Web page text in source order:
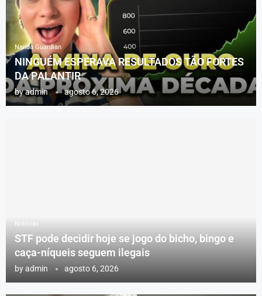
Nanda Guardian
NINGUÉM ESPERAVA RESULTADOS TÃO FORTES
DA PALANTIR
byadmin agosto 6, 2026
Notícias
STF pode decidir hoje se jogo do bicho, bingo e
caça-níqueis seguem ilegais
byadmin agosto 6, 2026